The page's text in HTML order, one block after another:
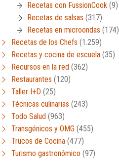
Recetas con FussionCook (9)
Recetas de salsas (317)
Recetas en microondas (174)
Recetas de los Chefs (1.259)
Recetas y cocina de escuela (35)
Recursos en la red (362)
Restaurantes (120)
Taller I+D (25)
Técnicas culinarias (243)
Todo Salud (963)
Transgénicos y OMG (455)
Trucos de Cocina (477)
Turismo gastronómico (97)